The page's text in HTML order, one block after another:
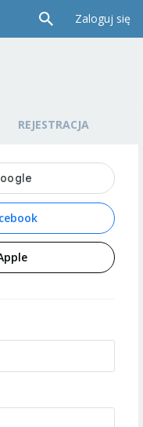
Zaloguj się
REJESTRACJA